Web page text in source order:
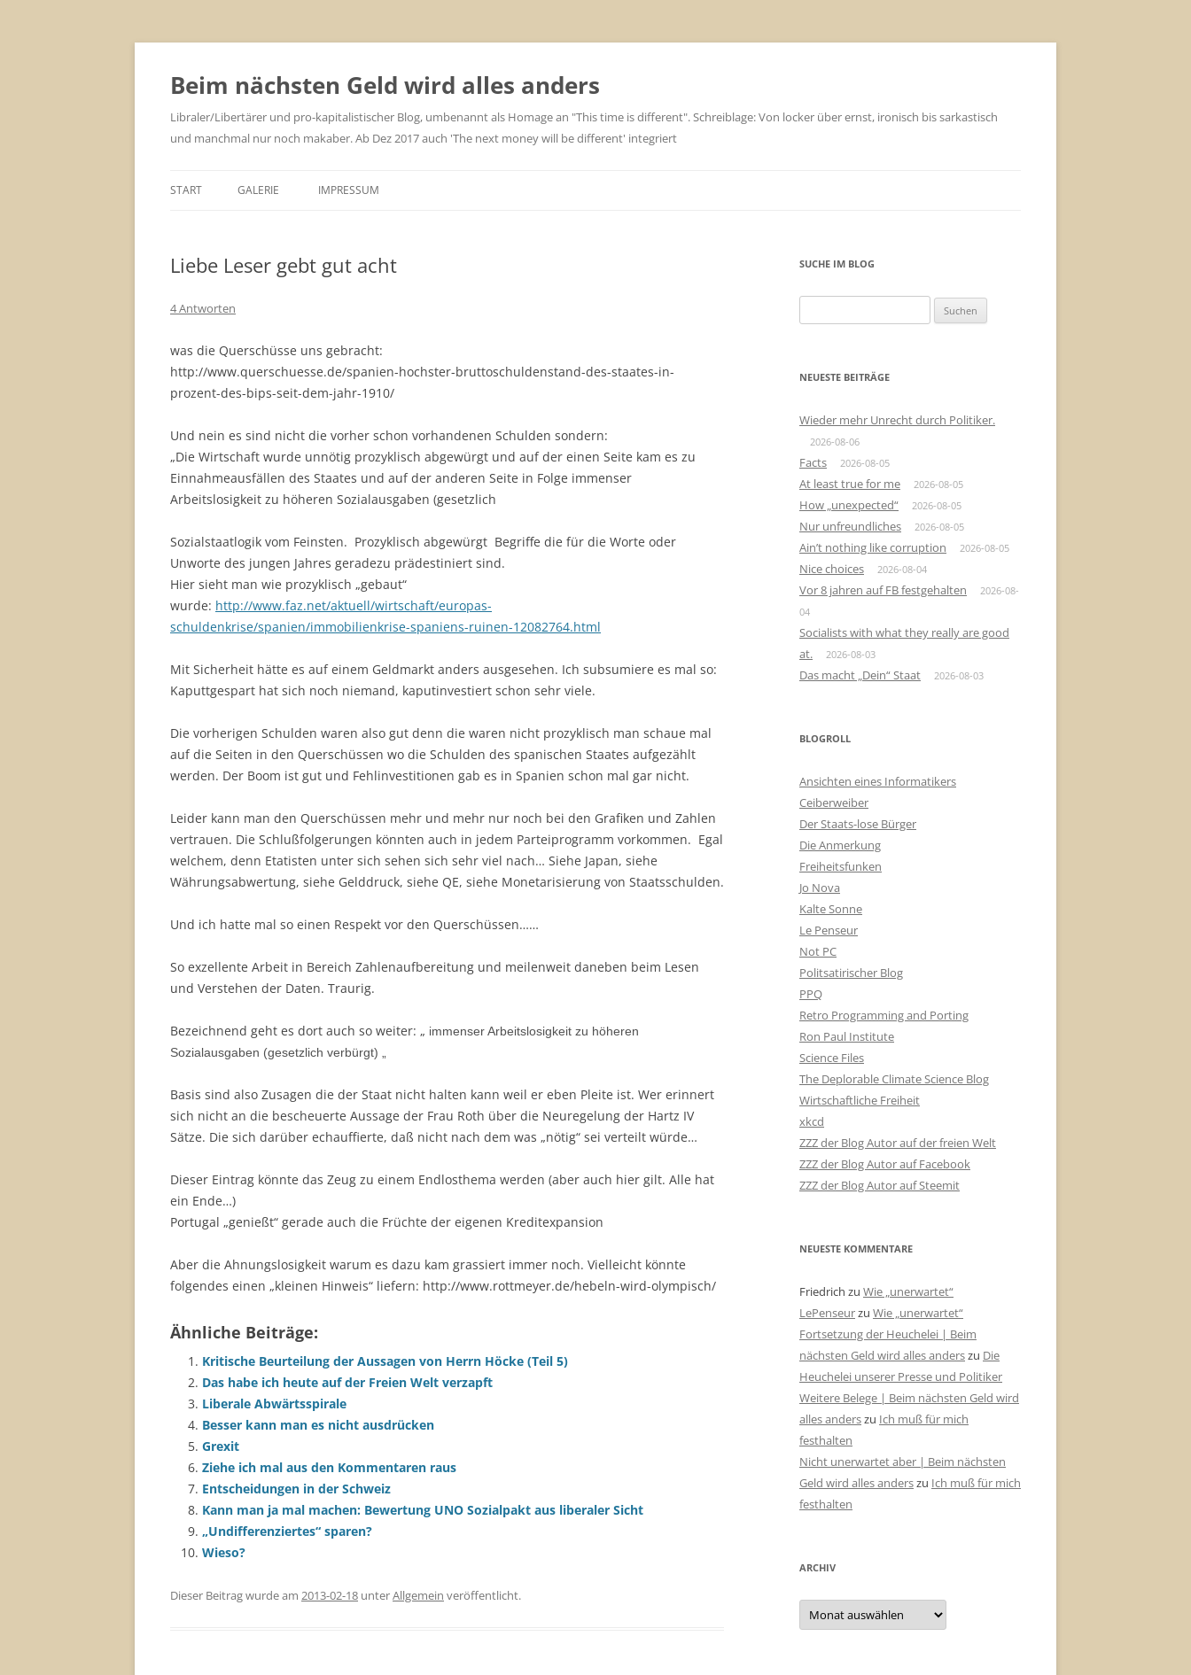
Zum
springen
Beim nächsten Geld wird alles anders
Libraler/Libertärer und pro-kapitalistischer Blog, umbenannt als Homage an "This time is different". Schreiblage: Von locker über ernst, ironisch bis sarkastisch
und manchmal nur noch makaber. Ab Dez 2017 auch 'The next money will be different' integriert
START GALERIE IMPRESSUM
Liebe Leser gebt gut acht
4 Antworten
was die Querschüsse uns gebracht:
http://www.querschuesse.de/spanien-hochster-bruttoschuldenstand-des-staates-in-
prozent-des-bips-seit-dem-jahr-1910/
Und nein es sind nicht die vorher schon vorhandenen Schulden sondern:
„Die Wirtschaft wurde unnötig prozyklisch abgewürgt und auf der einen Seite kam es zu
Einnahmeausfällen des Staates und auf der anderen Seite in Folge immenser
Arbeitslosigkeit zu höheren Sozialausgaben (gesetzlich
Sozialstaatlogik vom Feinsten. Prozyklisch abgewürgt Begriffe die für die Worte oder
Unworte des jungen Jahres geradezu prädestiniert sind.
Hier sieht man wie prozyklisch „gebaut“
wurde: http://www.faz.net/aktuell/wirtschaft/europas-
schuldenkrise/spanien/immobilienkrise-spaniens-ruinen-12082764.html
Mit Sicherheit hätte es auf einem Geldmarkt anders ausgesehen. Ich subsumiere es mal so:
Kaputtgespart hat sich noch niemand, kaputinvestiert schon sehr viele.
Die vorherigen Schulden waren also gut denn die waren nicht prozyklisch man schaue mal
auf die Seiten in den Querschüssen wo die Schulden des spanischen Staates aufgezählt
werden. Der Boom ist gut und Fehlinvestitionen gab es in Spanien schon mal gar nicht.
Leider kann man den Querschüssen mehr und mehr nur noch bei den Grafiken und Zahlen
vertrauen. Die Schlußfolgerungen könnten auch in jedem Parteiprogramm vorkommen. Egal
welchem, denn Etatisten unter sich sehen sich sehr viel nach… Siehe Japan, siehe
Währungsabwertung, siehe Gelddruck, siehe QE, siehe Monetarisierung von Staatsschulden.
Und ich hatte mal so einen Respekt vor den Querschüssen……
So exzellente Arbeit in Bereich Zahlenaufbereitung und meilenweit daneben beim Lesen
und Verstehen der Daten. Traurig.
Bezeichnend geht es dort auch so weiter: „ immenser Arbeitslosigkeit zu höheren
Sozialausgaben (gesetzlich verbürgt) „
Basis sind also Zusagen die der Staat nicht halten kann weil er eben Pleite ist. Wer erinnert
sich nicht an die bescheuerte Aussage der Frau Roth über die Neuregelung der Hartz IV
Sätze. Die sich darüber echauffierte, daß nicht nach dem was „nötig“ sei verteilt würde…
Dieser Eintrag könnte das Zeug zu einem Endlosthema werden (aber auch hier gilt. Alle hat
ein Ende…)
Portugal „genießt“ gerade auch die Früchte der eigenen Kreditexpansion
Aber die Ahnungslosigkeit warum es dazu kam grassiert immer noch. Vielleicht könnte
folgendes einen „kleinen Hinweis“ liefern: http://www.rottmeyer.de/hebeln-wird-olympisch/
Ähnliche Beiträge:
Kritische Beurteilung der Aussagen von Herrn Höcke (Teil 5)
Das habe ich heute auf der Freien Welt verzapft
Liberale Abwärtsspirale
Besser kann man es nicht ausdrücken
Grexit
Ziehe ich mal aus den Kommentaren raus
Entscheidungen in der Schweiz
Kann man ja mal machen: Bewertung UNO Sozialpakt aus liberaler Sicht
„Undifferenziertes“ sparen?
Wieso?
Dieser Beitrag wurde am 2013-02-18 unterAllgemein veröffentlicht.
SUCHE IM BLOG
nach:
NEUESTE BEITRÄGE
Wieder mehr Unrecht durch Politiker.
2026-08-06
Facts 2026-08-05
At least true for me 2026-08-05
How „unexpected“ 2026-08-05
Nur unfreundliches 2026-08-05
Ain’t nothing like corruption 2026-08-05
Nice choices 2026-08-04
Vor 8 jahren auf FB festgehalten
2026-08-
04
Socialists with what they really are good
at.
2026-08-03
Das macht „Dein“ Staat 2026-08-03
BLOGROLL
Ansichten eines Informatikers
Ceiberweiber
Der Staats-lose Bürger
Die Anmerkung
Freiheitsfunken
Jo Nova
Kalte Sonne
Le Penseur
Not PC
Politsatirischer Blog
PPQ
Retro Programming and Porting
Ron Paul Institute
Science Files
The Deplorable Climate Science Blog
Wirtschaftliche Freiheit
xkcd
ZZZ der Blog Autor auf der freien Welt
ZZZ der Blog Autor auf Facebook
ZZZ der Blog Autor auf Steemit
NEUESTE KOMMENTARE
Friedrich zu Wie „unerwartet“
LePenseurzu Wie „unerwartet“
Fortsetzung der Heuchelei | Beim
nächsten Geld wird alles anderszu Die
Heuchelei unserer Presse und Politiker
Weitere Belege | Beim nächsten Geld wird
alles anderszu Ich muß für mich
festhalten
Nicht unerwartet aber | Beim nächsten
Geld wird alles anderszu Ich muß für mich
festhalten
ARCHIV
Archiv